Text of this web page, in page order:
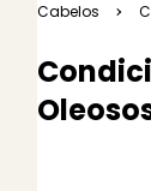
Cabelos